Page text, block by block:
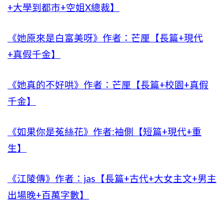
+大學到都市+空姐X總裁】
《她原來是白富美呀》作者：芒厘【長篇+現代
+真假千金】
《她真的不好哄》作者：芒厘【長篇+校園+真假
千金】
《如果你是菟絲花》作者:袖側【短篇+現代+重
生】
《江陵傳》作者：jas【長篇+古代+大女主文+男主
出場晚+百萬字數】